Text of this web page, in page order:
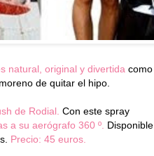
natural, original y divertida como
de quitar el hipo.
de Rodial. Con este spray
a su aerógrafo 360 º. Disponible
Precio: 45 euros.